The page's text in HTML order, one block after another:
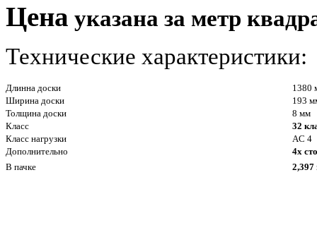
Цена указана за метр
Технические характеристики:
Длинна доски
1380
Ширина доски
193
Толщина доски
8 мм
Класс
32
Класс нагрузки
AC 4
Дополнительно
4х
В пачке
2,397